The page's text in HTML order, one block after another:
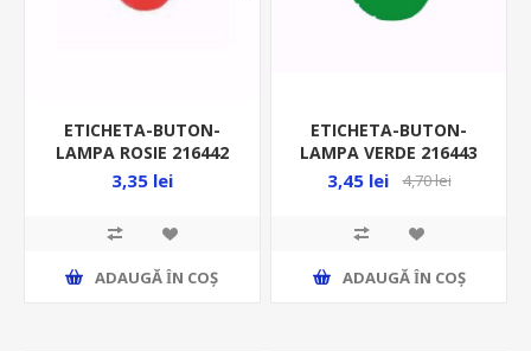
ETICHETA-BUTON-
LAMPA ROSIE 216442
M22-XDL-R
3,35 lei
ADAUGĂ ȊN COŞ
ETICHETA-BUTON-
LAMPA VERDE 216443
M22-XDL-G
3,45 lei 4,70 lei
ADAUGĂ ȊN COŞ